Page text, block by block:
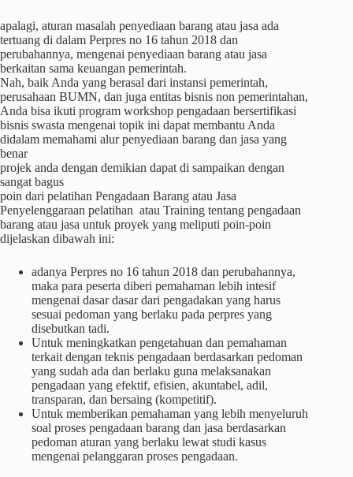
apalagi, aturan masalah penyediaan barang atau jasa ada
tertuang di dalam Perpres no 16 tahun 2018 dan
perubahannya, mengenai penyediaan barang atau jasa
berkaitan sama keuangan pemerintah.
Nah, baik Anda yang berasal dari instansi pemerintah,
perusahaan BUMN, dan juga entitas bisnis non pemerintahan,
Anda bisa ikuti program workshop pengadaan bersertifikasi
bisnis swasta mengenai topik ini dapat membantu Anda
didalam memahami alur penyediaan barang dan jasa yang
benar
projek anda dengan demikian dapat di sampaikan dengan
sangat bagus
poin dari pelatihan Pengadaan Barang atau Jasa
Penyelenggaraan pelatihan atau Training tentang pengadaan
barang atau jasa untuk proyek yang meliputi poin-poin
dijelaskan dibawah ini:
adanya Perpres no 16 tahun 2018 dan perubahannya,
maka para peserta diberi pemahaman lebih intesif
mengenai dasar dasar dari pengadakan yang harus
sesuai pedoman yang berlaku pada perpres yang
disebutkan tadi.
Untuk meningkatkan pengetahuan dan pemahaman
terkait dengan teknis pengadaan berdasarkan pedoman
yang sudah ada dan berlaku guna melaksanakan
pengadaan yang efektif, efisien, akuntabel, adil,
transparan, dan bersaing (kompetitif).
Untuk memberikan pemahaman yang lebih menyeluruh
soal proses pengadaan barang dan jasa berdasarkan
pedoman aturan yang berlaku lewat studi kasus
mengenai pelanggaran proses pengadaan.